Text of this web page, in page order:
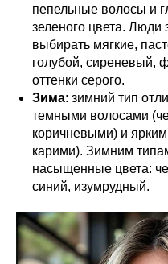
пепельные волосы и
зеленого цвета. Люди
выбирать мягкие,
голубой, сиреневый,
оттенки серого.
Зима: зимний тип
темными волосами
коричневыми) и
карими). Зимним
насыщенные цвета:
синий, изумрудный.